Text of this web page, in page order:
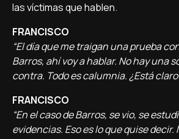
las víctimas que hablen.
FRANCISCO
“El día que me traigan una prueba
Barros, ahí voy a hablar. No hay una
contra. Todo es calumnia. ¿Está
FRANCISCO
“En el caso de Barros, se vio, se
evidencias. Eso es lo que quise decir.